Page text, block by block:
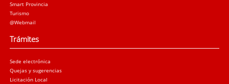
Smart Provincia
Turismo
@Webmail
Trámites
Sede electrónica
Quejas y sugerencias
Licitación Local